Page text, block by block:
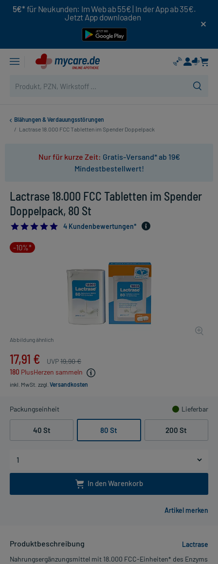
5€* für Neukunden: Im Web ab 55€ | In der App ab 35€.
Jetzt App downloaden
Blähungen & Verdauungsstörungen
/ Lactrase 18.000 FCC Tabletten im Spender Doppelpack
Nur für kurze Zeit: Gratis-Versand* ab 19€
Mindestbestellwert!
Lactrase 18.000 FCC Tabletten im Spender
Doppelpack, 80 St
5.0
4 Kundenbewertungen*
-10%*
Abbildung ähnlich
17,91 € UVP19,90 €
180 PlusHerzen sammeln
inkl. MwSt. zzgl. Versandkosten
Packungseinheit Lieferbar
40 St 80 St 200 St
In den Warenkorb
Produktbeschreibung
Lactrase
Nahrungsergänzungsmittel mit 18.000 FCC-Einheiten* des Enzyms